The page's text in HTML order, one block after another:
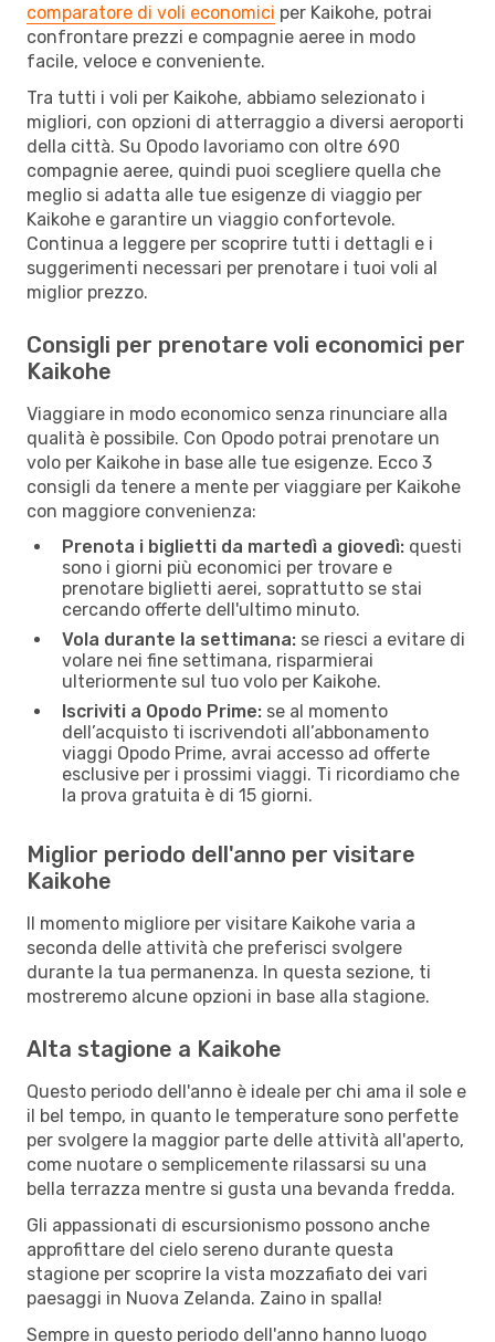
comparatore di voli economici per Kaikohe, potrai
confrontare prezzi e compagnie aeree in modo
facile, veloce e conveniente.
Tra tutti i voli per Kaikohe, abbiamo selezionato i
migliori, con opzioni di atterraggio a diversi aeroporti
della città. Su Opodo lavoriamo con oltre 690
compagnie aeree, quindi puoi scegliere quella che
meglio si adatta alle tue esigenze di viaggio per
Kaikohe e garantire un viaggio confortevole.
Continua a leggere per scoprire tutti i dettagli e i
suggerimenti necessari per prenotare i tuoi voli al
miglior prezzo.
Consigli per prenotare voli economici per
Kaikohe
Viaggiare in modo economico senza rinunciare alla
qualità è possibile. Con Opodo potrai prenotare un
volo per Kaikohe in base alle tue esigenze. Ecco 3
consigli da tenere a mente per viaggiare per Kaikohe
con maggiore convenienza:
Prenota i biglietti da martedì a giovedì: questi
sono i giorni più economici per trovare e
prenotare biglietti aerei, soprattutto se stai
cercando offerte dell'ultimo minuto.
Vola durante la settimana: se riesci a evitare di
volare nei fine settimana, risparmierai
ulteriormente sul tuo volo per Kaikohe.
Iscriviti a Opodo Prime: se al momento
dell’acquisto ti iscrivendoti all’abbonamento
viaggi Opodo Prime, avrai accesso ad offerte
esclusive per i prossimi viaggi. Ti ricordiamo che
la prova gratuita è di 15 giorni.
Miglior periodo dell'anno per visitare
Kaikohe
Il momento migliore per visitare Kaikohe varia a
seconda delle attività che preferisci svolgere
durante la tua permanenza. In questa sezione, ti
mostreremo alcune opzioni in base alla stagione.
Alta stagione a Kaikohe
Questo periodo dell'anno è ideale per chi ama il sole e
il bel tempo, in quanto le temperature sono perfette
per svolgere la maggior parte delle attività all'aperto,
come nuotare o semplicemente rilassarsi su una
bella terrazza mentre si gusta una bevanda fredda.
Gli appassionati di escursionismo possono anche
approfittare del cielo sereno durante questa
stagione per scoprire la vista mozzafiato dei vari
paesaggi in Nuova Zelanda. Zaino in spalla!
Sempre in questo periodo dell'anno hanno luogo